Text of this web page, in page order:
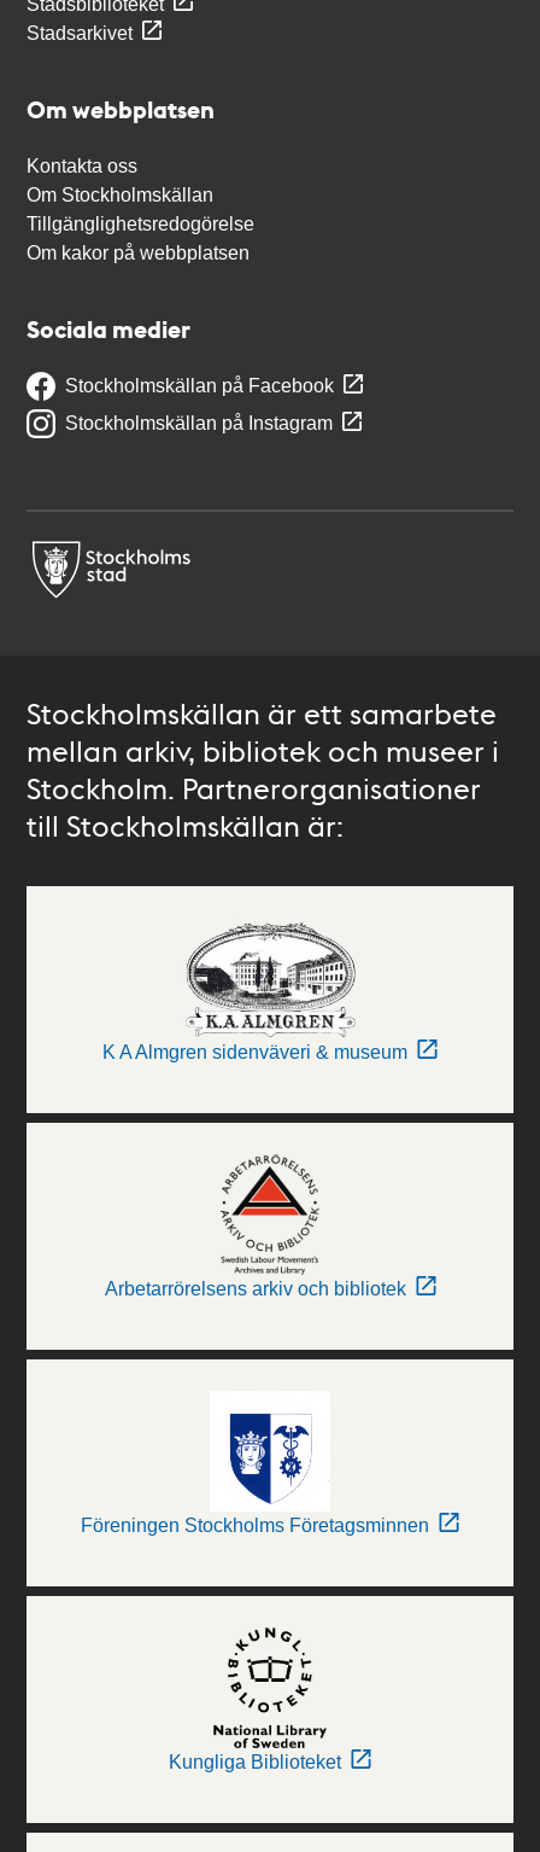
Stadsbiblioteket
Stadsarkivet
Om webbplatsen
Kontakta oss
Om Stockholmskällan
Tillgänglighetsredogörelse
Om kakor på webbplatsen
Sociala medier
Stockholmskällan på Facebook
Stockholmskällan på Instagram
Stockholmskällan är ett samarbete
mellan arkiv, bibliotek och museer i
Stockholm. Partnerorganisationer
till Stockholmskällan är:
K A Almgren sidenväveri & museum
Arbetarrörelsens arkiv och bibliotek
Föreningen Stockholms Företagsminnen
Kungliga Biblioteket